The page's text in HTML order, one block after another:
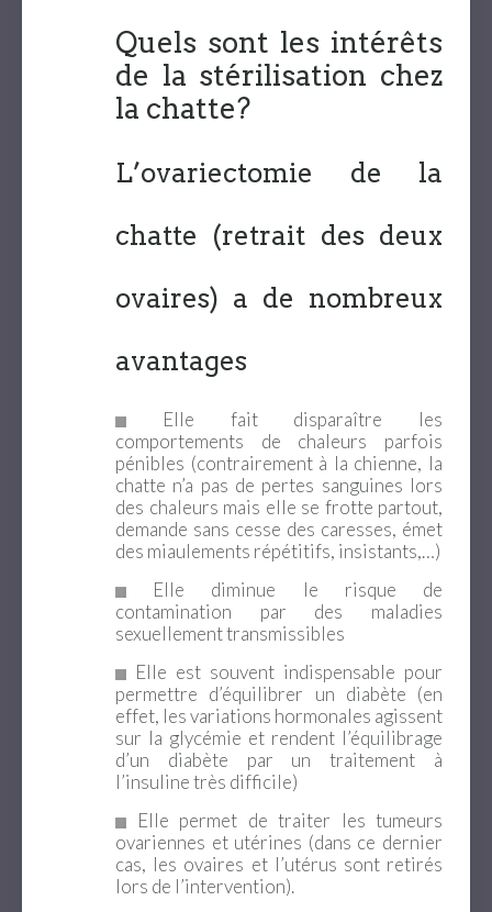
Quels sont les intérêts
de la stérilisation chez
la chatte?
L’ovariectomie de la
chatte (retrait des deux
ovaires) a de nombreux
avantages
Elle fait disparaître les
comportements de chaleurs parfois
pénibles (contrairement à la chienne, la
chatte n’a pas de pertes sanguines lors
des chaleurs mais elle se frotte partout,
demande sans cesse des caresses, émet
des miaulements répétitifs, insistants,…)
Elle diminue le risque de
contamination par des maladies
sexuellement transmissibles
Elle est souvent indispensable pour
permettre d’équilibrer un diabète (en
effet, les variations hormonales agissent
sur la glycémie et rendent l’équilibrage
d’un diabète par un traitement à
l’insuline très difficile)
Elle permet de traiter les tumeurs
ovariennes et utérines (dans ce dernier
cas, les ovaires et l’utérus sont retirés
lors de l’intervention).